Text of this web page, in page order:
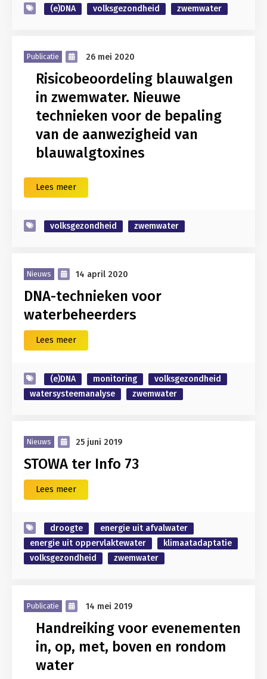
(e)DNA volksgezondheid zwemwater
Publicatie 26 mei 2020
Risicobeoordeling blauwalgen
in zwemwater. Nieuwe
technieken voor de bepaling
van de aanwezigheid van
blauwalgtoxines
Lees meer
volksgezondheid zwemwater
Nieuws 14 april 2020
DNA-technieken voor
waterbeheerders
Lees meer
(e)DNA monitoring
volksgezondheid
watersysteemanalyse
zwemwater
Nieuws 25 juni 2019
STOWA ter Info 73
Lees meer
droogte
energie uit afvalwater
energie uit oppervlaktewater
klimaatadaptatie
volksgezondheid
zwemwater
Publicatie 14 mei 2019
Handreiking voor evenementen
in, op, met, boven en rondom
water